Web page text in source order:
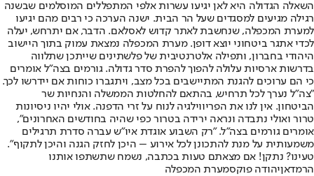
השאלה הגדולה היא לאן יגיעו עשרות אלפי המתפללים המוסלמים שבשנה
רגילה מגיעים למסגדים שעל הר הבית. ישנה הערכה כי רבים מהם יגיעו
למערת המכפלה, שנחשבת לאתר קדוש לאסלאם. הדבר, אם יתרחש, יעלה
לכדי אתגר ביטחוני יוצא דופן. מערת המכפלה נמצאת עמוק בתוך היישוב
היהודי בחברון, ותפילה אלטרנטיבית של פלשתינים שייתכן שתלווה
בדרשות ארסיות עלולה להפוך להפרת סדר גדולה. גורמים בצה"ל אומרים
כי הם ערוכים להגנת המתיישבים בכל מצב, ויתגברו כוחות אם יידרשו לכך.
"צה"ל נערך לכל תרחיש, בהתאם להחלטות הממשלה והנחיות שר
הביטחון. אין לנו את הפריווילגיה לנוח על זרי הדפנה. אולי יהיו ניסיונות
טרור ואולי נתבדה ונראה ירידה בטרור כפי שהיה בחודשים האחרונים",
אומרים גורמים בצה"ל. "רק השבוע אוגדת איו"ש עברה סדרת תרגילים
משמעותית על מנת להתכונן לכל אירוע – היכן לחזק הגנה והיכן לתקוף".
טעינו? נתקן! אם מצאתם טעות בכתבה, נשמח שתשתפו אותנו
הרמדאןיהודה פוקסמערת המכפלה